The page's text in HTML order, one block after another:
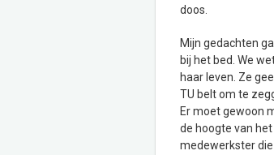
doos.
Mijn gedachten
bij het bed. We
haar leven. Ze
TU belt om te
Er moet gewoon
de hoogte van
medewerkster die